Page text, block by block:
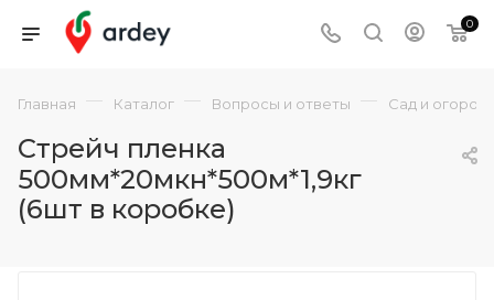
0
Главная — Каталог — Вопросы и ответы — Сад и огород
Стрейч пленка
500мм*20мкн*500м*1,9кг
(6шт в коробке)